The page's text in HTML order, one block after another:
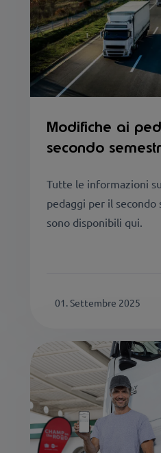
Modifiche ai
secondo
Tutte le informazioni
pedaggi per il
sono disponibili qui.
01. Settembre 2025